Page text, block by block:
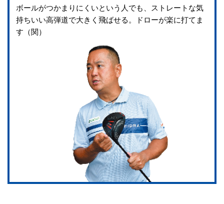
ボールがつかまりにくいという人でも、ストレートな気
持ちいい高弾道で大きく飛ばせる。ドローが楽に打てま
す（関）